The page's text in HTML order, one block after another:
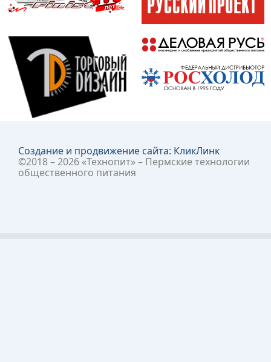
Создание и продвижение сайта: КликЛинк
©2018 – 2026 «Технопит» – Пермские технологии
общественного питания